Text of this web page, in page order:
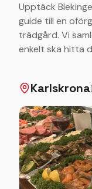
Upptäck
guide till en
trädgård. Vi
enkelt ska hitta
Karlskrona